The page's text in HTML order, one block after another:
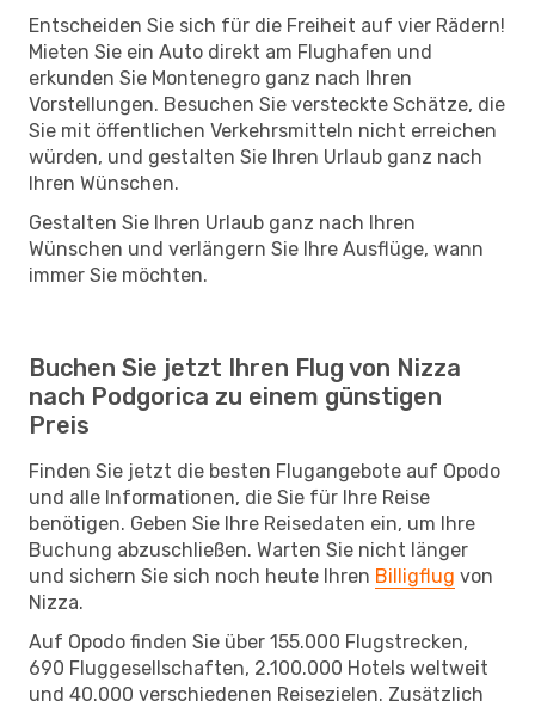
Entscheiden Sie sich für die Freiheit auf vier Rädern!
Mieten Sie ein Auto direkt am Flughafen und
erkunden Sie Montenegro ganz nach Ihren
Vorstellungen. Besuchen Sie versteckte Schätze, die
Sie mit öffentlichen Verkehrsmitteln nicht erreichen
würden, und gestalten Sie Ihren Urlaub ganz nach
Ihren Wünschen.
Gestalten Sie Ihren Urlaub ganz nach Ihren
Wünschen und verlängern Sie Ihre Ausflüge, wann
immer Sie möchten.
Buchen Sie jetzt Ihren Flug von Nizza
nach Podgorica zu einem günstigen
Preis
Finden Sie jetzt die besten Flugangebote auf Opodo
und alle Informationen, die Sie für Ihre Reise
benötigen. Geben Sie Ihre Reisedaten ein, um Ihre
Buchung abzuschließen. Warten Sie nicht länger
und sichern Sie sich noch heute Ihren Billigflug von
Nizza.
Auf Opodo finden Sie über 155.000 Flugstrecken,
690 Fluggesellschaften, 2.100.000 Hotels weltweit
und 40.000 verschiedenen Reisezielen. Zusätzlich